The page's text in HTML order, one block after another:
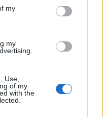
my
my
Use,
of my
with the
πόσο να πληρώσει
ασελγήσει σε
επιχείρησης